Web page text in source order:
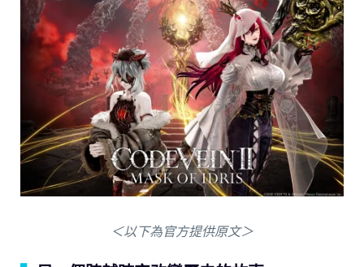
＜以下為官方提供原文＞